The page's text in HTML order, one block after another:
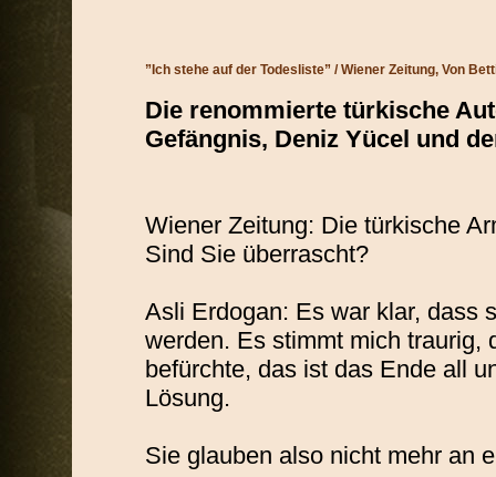
”Ich stehe auf der Todesliste” / Wiener Zeitung, Von
Die renommierte türkische
Gefängnis, Deniz Yücel und
Wiener Zeitung: Die türkische
Sind Sie überrascht?
Asli Erdogan: Es war klar, dass
werden. Es stimmt mich traurig,
befürchte, das ist das Ende all
Lösung.
Sie glauben also nicht mehr an